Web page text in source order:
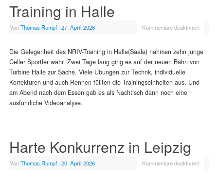
Training in Halle
VonThomas Rumpf | 27. April 2026 | Kommentare deaktiviert
Die Gelegenheit des NRIV-Training in Halle(Saale) nahmen zehn junge
Celler Sportler wahr. Zwei Tage lang ging es auf der neuen Bahn von
Turbine Halle zur Sache. Viele Übungen zur Technk, individuelle
Korrekturen und auch Rennen füllten die Trainingseinheiten aus. Und
am Abend nach dem Essen gab es als Nachtisch dann noch eine
ausführliche Videoanalyse.
Harte Konkurrenz in Leipzig
VonThomas Rumpf | 20. April 2026 | Kommentare deaktiviert